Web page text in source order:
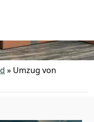
» Umzug von